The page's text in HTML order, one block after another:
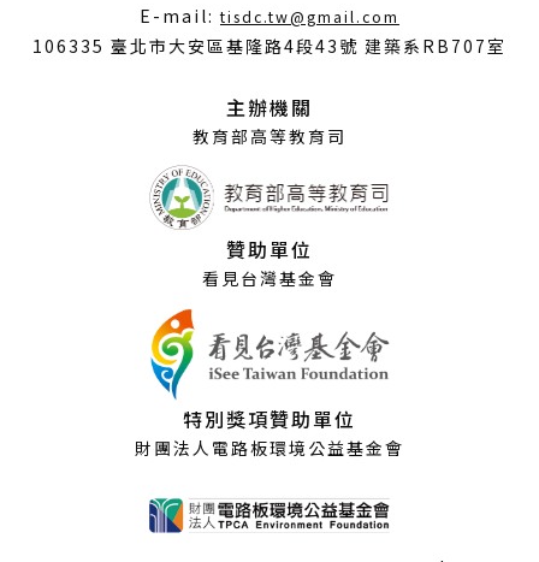
E-mail:tisdc.tw@gmail.com
開
106335 臺北市大安區基隆路4段43號 建築系RB707室
主辦機關
教育部高等教育司
贊助單位
看見台灣基金會
特別獎項贊助單位
財團法人電路板環境公益基金會